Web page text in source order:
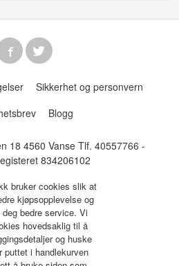
Sikkerhet og personvern
Blogg
18 4560 Vanse Tlf. 40557766 -
834206102
bruker cookies slik at
kjøpsopplevelse og
bedre service. Vi
hovedsaklig til å
og huske
puttet i handlekurven